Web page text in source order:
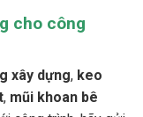
cho công
, mũi khoan bê
công trình, hãy gửi